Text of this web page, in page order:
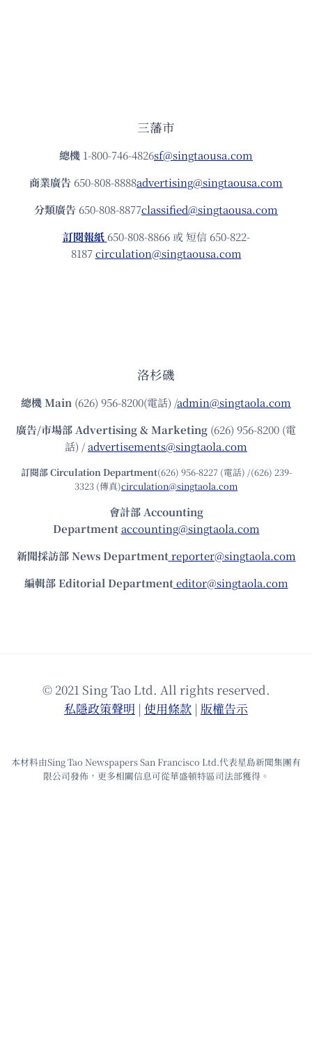
三藩市
總機 1-800-746-4826sf@singtaousa.com
商業廣告 650-808-8888advertising@singtaousa.com
分類廣告 650-808-8877classified@singtaousa.com
訂閱報紙 650-808-8866 或 短信 650-822-
8187circulation@singtaousa.com
洛杉磯
總機Main (626) 956-8200(電話) /admin@singtaola.com
廣告/市場部Advertising & Marketing (626) 956-8200 (電
話) /advertisements@singtaola.com
訂閱部 Circulation Department(626) 956-8227 (電話) /(626) 239-
3323 (傳真)circulation@singtaola.com
會計部 Accounting
Department accounting@singtaola.com
新聞採訪部 News Department reporter@singtaola.com
編輯部 Editorial Department editor@singtaola.com
© 2021 Sing Tao Ltd. All rights reserved.
私隱政策聲明 | 使⽤條款 | 版權告⽰
本材料由Sing Tao Newspapers San Francisco Ltd.代表星島新聞集團有
限公司發佈，更多相關信息可從華盛頓特區司法部獲得。